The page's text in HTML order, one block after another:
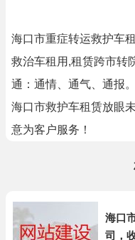
海口市重症转运救护车
救治车租用,租赁跨市转
通：通情、通气、通报
海口市救护车租赁放眼
意为客户服务！
海口
司，